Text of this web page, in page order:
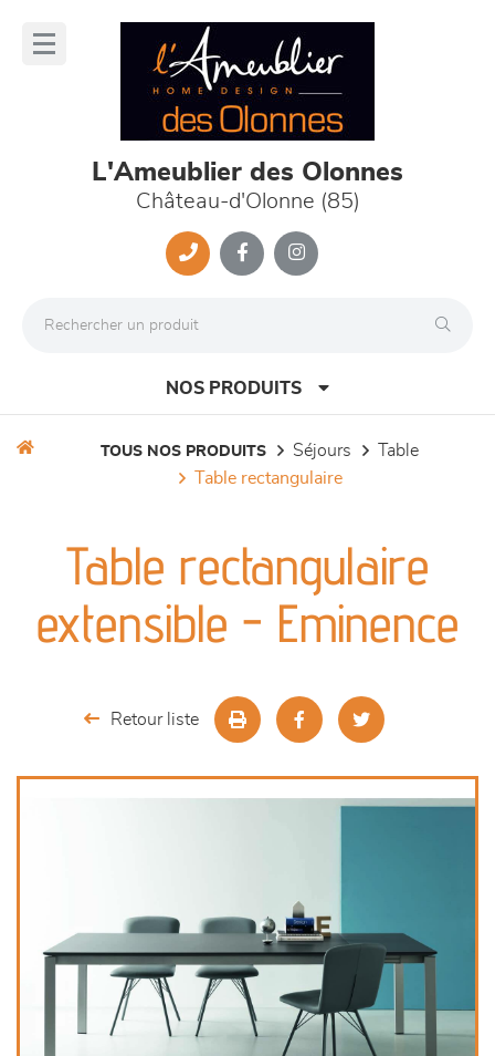
L'Ameublier des Olonnes
Château-d'Olonne (85)
NOS PRODUITS
séjours
meubles de complément
TOUS NOS PRODUITS séjours
table
table rectangulaire
Table rectangulaire
extensible - Eminence
Retour liste